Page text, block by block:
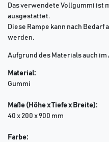
Das verwendete Vollgummi ist
ausgestattet.
Diese Rampe kann nach
werden.
Aufgrund des Materials auch
Material:
Gummi
Maße (Höhe x Tiefe x Breite):
40 x 200 x 900 mm
Farbe: